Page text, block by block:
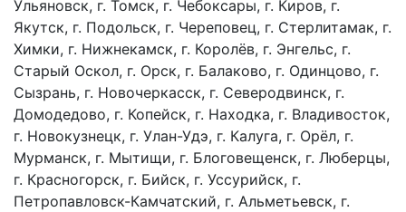
Ульяновск, г. Томск, г. Чебоксары, г. Киров, г.
Якутск, г. Подольск, г. Череповец, г. Стерлитамак, г.
Химки, г. Нижнекамск, г. Королёв, г. Энгельс, г.
Старый Оскол, г. Орск, г. Балаково, г. Одинцово, г.
Сызрань, г. Новочеркасск, г. Северодвинск, г.
Домодедово, г. Копейск, г. Находка, г. Владивосток,
г. Новокузнецк, г. Улан-Удэ, г. Калуга, г. Орёл, г.
Мурманск, г. Мытищи, г. Блоговещенск, г. Люберцы,
г. Красногорск, г. Бийск, г. Уссурийск, г.
Петропавловск-Камчатский, г. Альметьевск, г.